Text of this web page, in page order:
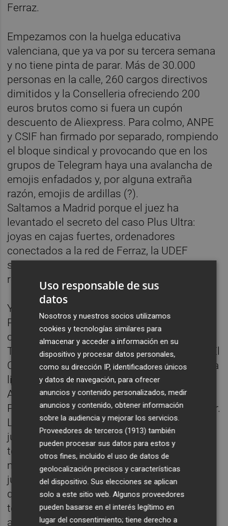
Ferraz.
Empezamos con la huelga educativa
valenciana, que ya va por su tercera semana
y no tiene pinta de parar. Más de 30.000
personas en la calle, 260 cargos directivos
dimitidos y la Conselleria ofreciendo 200
euros brutos como si fuera un cupón
descuento de Aliexpress. Para colmo, ANPE
y CSIF han firmado por separado, rompiendo
el bloque sindical y provocando que en los
grupos de Telegram haya una avalancha de
emojis enfadados y, por alguna extraña
razón, emojis de ardillas (?).
Saltamos a Madrid porque el juez ha
levantado el secreto del caso Plus Ultra:
joyas en cajas fuertes, ordenadores
conectados a la red de Ferraz, la UDEF
situando a Zapatero en la "cúspide" de una
red de tráfico de influencias.
Y aquí entra nuestra sección Psoizados.
Porque cuando la psoización ya había
conquistado a los ayatolás y al planeta
Tierra, quedaba un último territorio: la TDT. El
Consejo de Ministros ha adjudicado la nueva
licencia al consorcio SIETE, liderado por
Adolfo Utor, con los accionistas rebeldes de
PRISA y José Miguel Contreras como asesor.
La cadena estará operativa en seis meses,
justo para la precampaña. Una coincidencia
temporal absolutamente casual. Porque
mientras el PSOE tenga problemas
judiciales, ningún problema judicial se
quedará sin su correspondiente canal de
televisión que lo contextualice
adecuadamente.
Uso responsable de sus
datos
Nosotros y nuestros socios utilizamos
cookies y tecnologías similares para
almacenar y acceder a información en su
dispositivo y procesar datos personales,
como su dirección IP, identificadores únicos
y datos de navegación, para ofrecer
anuncios y contenido personalizados, medir
anuncios y contenido, obtener información
sobre la audiencia y mejorar los servicios.
Proveedores de terceros (1913) también
pueden procesar sus datos para estos y
otros fines, incluido el uso de datos de
geolocalización precisos y características
del dispositivo. Sus elecciones se aplican
solo a este sitio web. Algunos proveedores
pueden basarse en el interés legítimo en
lugar del consentimiento; tiene derecho a